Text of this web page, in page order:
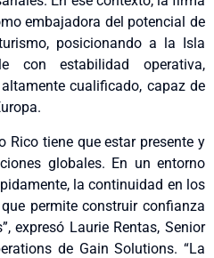
embajadora del potencial de
posicionando a la Isla
con estabilidad operativa,
cualificado, capaz de
Rico tiene que estar presente y
globales. En un entorno
la continuidad en los
permite construir confianza
expresó Laurie Rentas, Senior
de Gain Solutions. “La